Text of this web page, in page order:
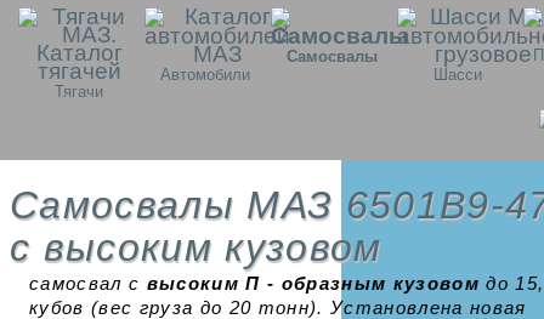
Тягачи
Автомобили
Самосвалы
Шасси
Самосвалы МАЗ 6501В9-
с высоким кузовом
самосвал с высоким П - образным кузовом до
кубов (вес груза до 20 тонн). Установлена новая